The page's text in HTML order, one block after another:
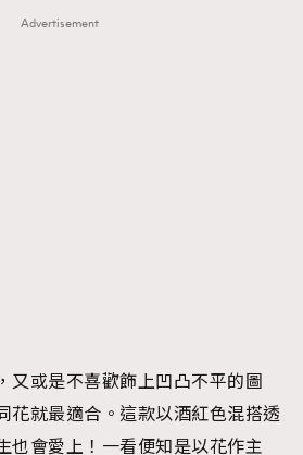
Advertisement
又或是不喜歡飾上凹凸不平的圖
花就最適合。這款以酒紅色混搭透
也會愛上！一看便知是以花作主